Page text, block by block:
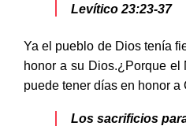
Levítico 23:23-37
Ya el pueblo de Dios tenía
honor a su Dios.¿Porque
puede tener días en honor a
Los sacrificios